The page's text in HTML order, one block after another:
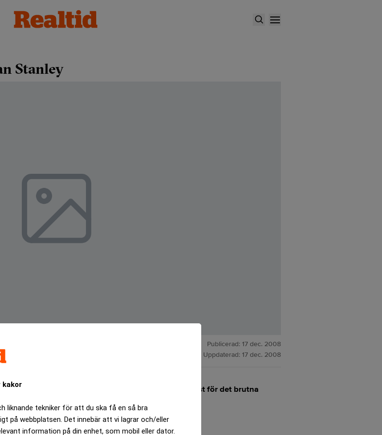
kakor
liknande tekniker för att du ska få en så bra
på webbplatsen. Det innebär att vi lagrar och/eller
information på din enhet, som mobil eller dator.
Stanley
Publicerad: 17 dec. 2008
Uppdaterad: 17 dec. 2008
på onsdagen en oväntat stor kvartalsförlust för det brutna